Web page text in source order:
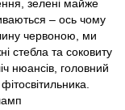
зелені майже
– ось чому
червоною, ми
стебла та соковиту
нюансів, головний